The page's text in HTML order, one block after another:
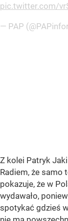
pic.twitter.com/
— PAP
Z kolei Patryk
Radiem, że samo
pokazuje, że w
wydawało,
spotykać gdzieś